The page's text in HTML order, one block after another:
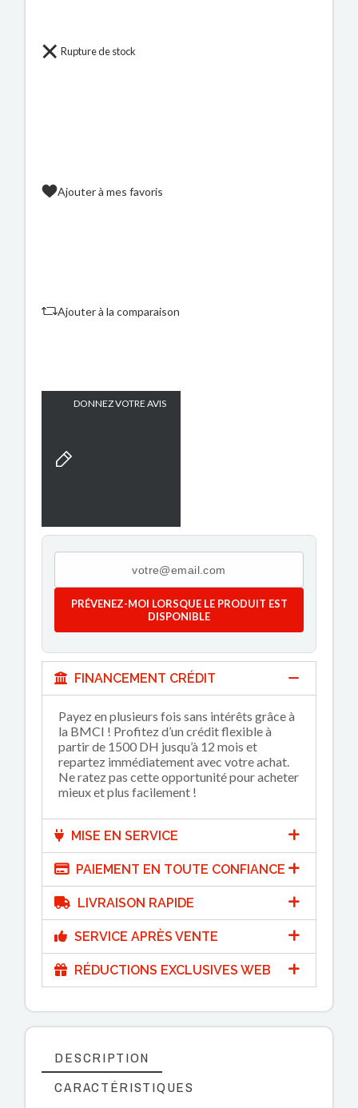
Rupture de stock
Ajouter à mes favoris
Ajouter à la comparaison
DONNEZ VOTRE AVIS
PRÉVENEZ-MOI LORSQUE LE PRODUIT EST
DISPONIBLE
FINANCEMENT CRÉDIT
Payez en plusieurs fois sans intérêts grâce à
la BMCI ! Profitez d’un crédit flexible à
partir de 1500 DH jusqu’à 12 mois et
repartez immédiatement avec votre achat.
Ne ratez pas cette opportunité pour acheter
mieux et plus facilement !
MISE EN SERVICE
PAIEMENT EN TOUTE CONFIANCE
LIVRAISON RAPIDE
SERVICE APRÈS VENTE
RÉDUCTIONS EXCLUSIVES WEB
DESCRIPTION
CARACTÉRISTIQUES